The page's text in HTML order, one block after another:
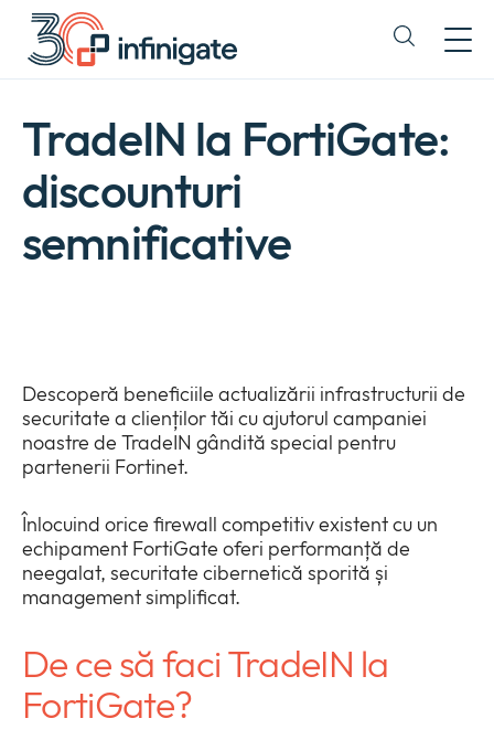
Salt
conținut
Expand
a
sub
Company
Policies
Events
TradeIN la FortiGate:
discounturi
semnificative
Descoperă beneficiile actualizării infrastructurii de
securitate a clienților tăi cu ajutorul campaniei
noastre de TradeIN gândită special pentru
partenerii Fortinet.
Înlocuind orice firewall competitiv existent cu un
echipament FortiGate oferi performanță de
neegalat, securitate cibernetică sporită și
management simplificat.
De ce să faci TradeIN la
FortiGate?